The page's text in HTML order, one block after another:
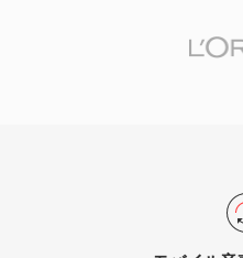
無音時の伝送を削減し